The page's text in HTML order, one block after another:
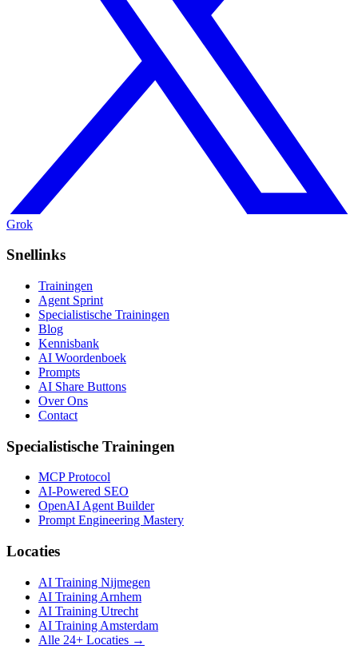
Grok
Snellinks
Trainingen
Agent Sprint
Specialistische Trainingen
Blog
Kennisbank
AI Woordenboek
Prompts
AI Share Buttons
Over Ons
Contact
Specialistische Trainingen
MCP Protocol
AI-Powered SEO
OpenAI Agent Builder
Prompt Engineering Mastery
Locaties
AI Training Nijmegen
AI Training Arnhem
AI Training Utrecht
AI Training Amsterdam
Alle 24+ Locaties →